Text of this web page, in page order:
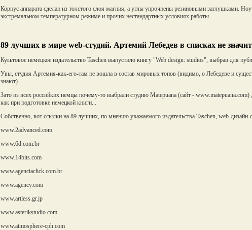
Корпус аппарата сделан из толстого слоя магния, а углы упрочнены резиновыми заглушками.
экстремальном температурном режиме и прочих нестандартных условиях работы.
89 лучших в мире web-студий. Артемий Лебедев в списках не
Культовое немецкое издательство Taschen выпустило книгу "Web design: studios", выбрав для
Увы, студия Артемия-как-его-там не вошла в состав мировых топов (видимо, о Лебедеве и
знают).
Зато из всех российких немцы почему-то выбрали студию Matepuana (сайт - www.matepuana.com)
как при подготовке немецкой книги...
Собственно, вот ссылки на 89 лучших, по мнению уважаемого издательства Taschen, web-дизайн-
www.2advanced.com
www.6d.com.br
www.14bits.com
www.agenciaclick.com.br
www.agency.com
www.artless.gr.jp
www.asterikstudio.com
www.atmosphere-cph.com